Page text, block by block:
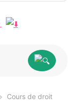
Cours de droit